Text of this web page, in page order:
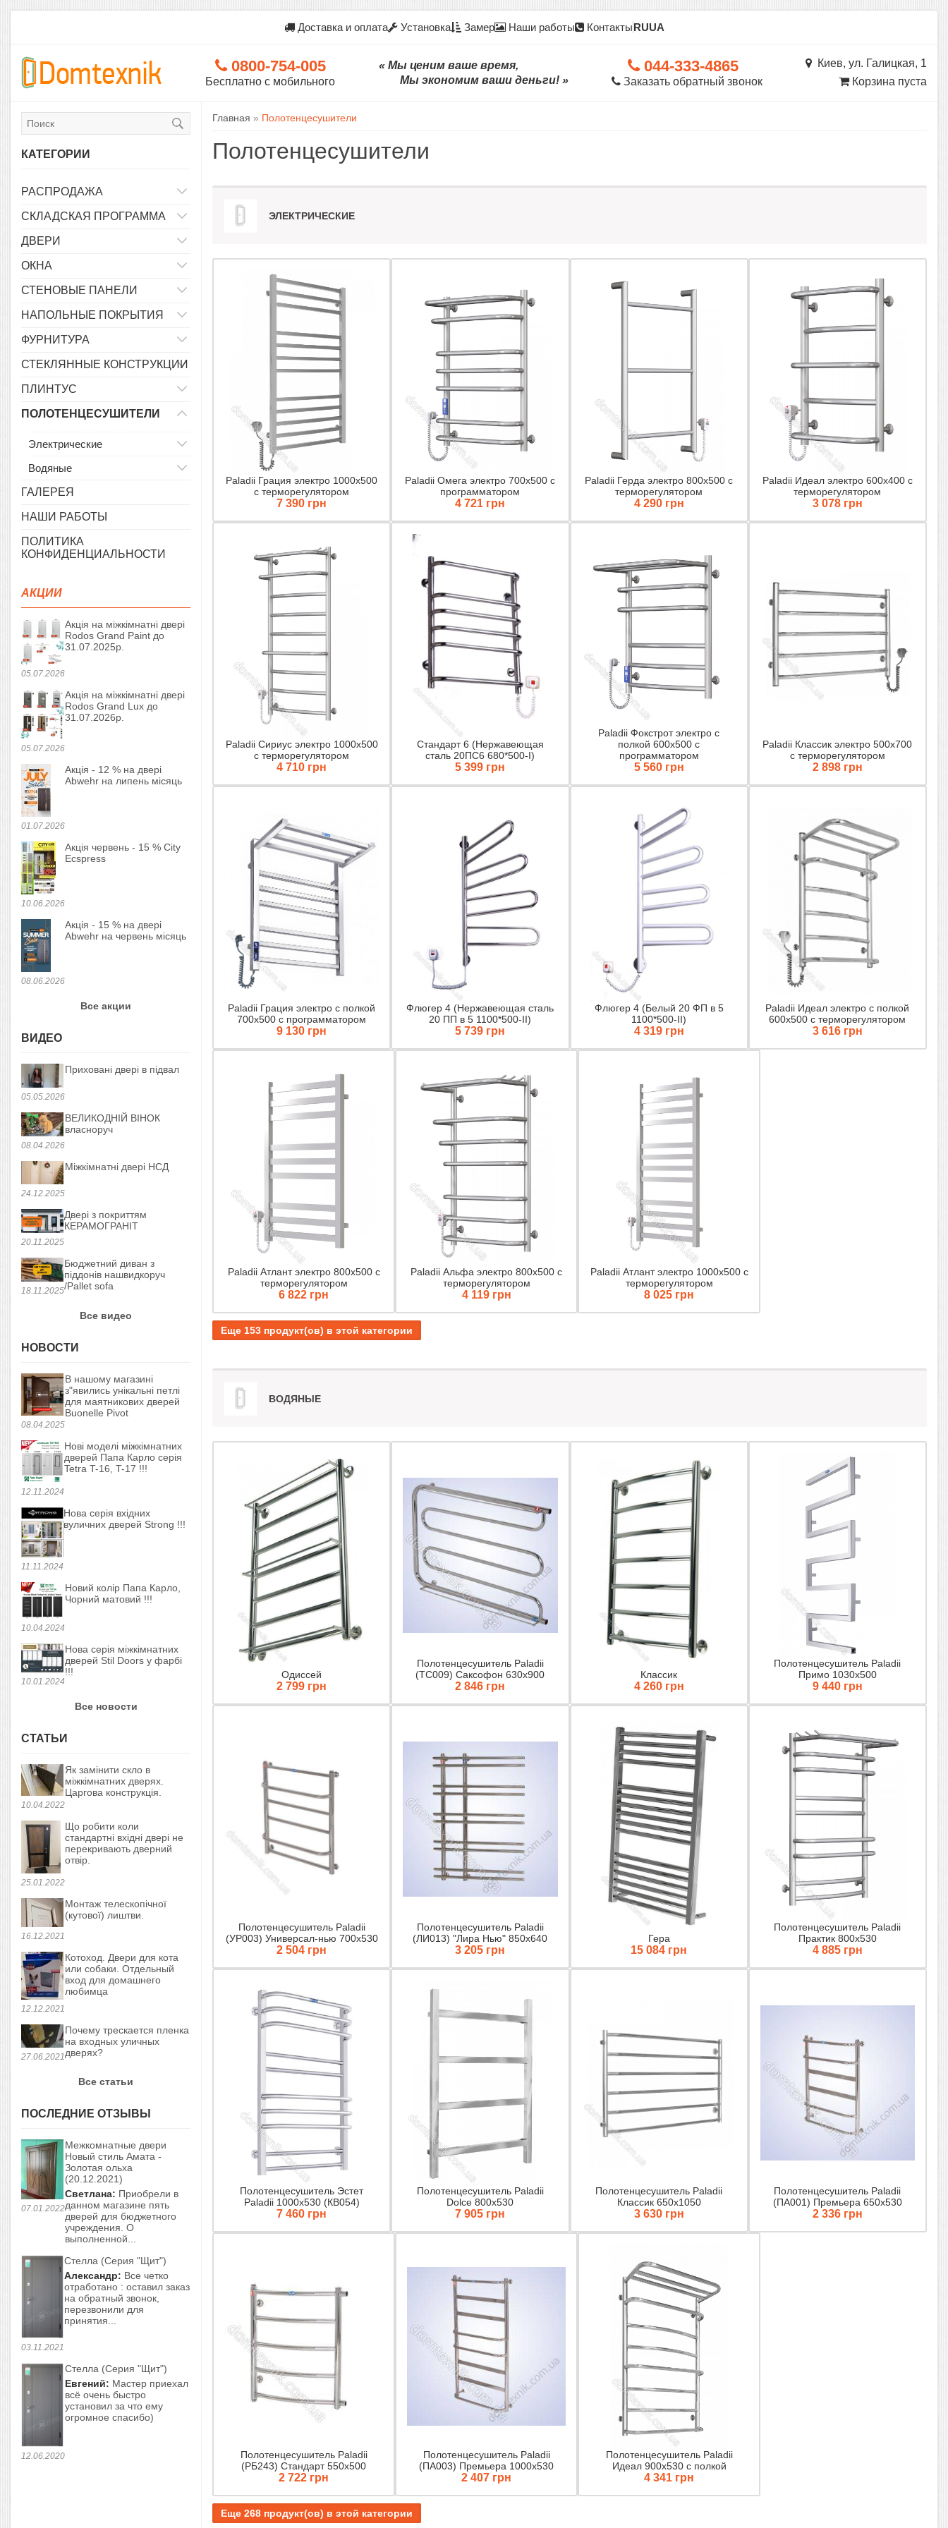
Доставка и оплата Установка Замер Наши работы КонтактыRUUA
0800-754-005
Бесплатно с мобильного
« Мы ценим ваше время,
Мы экономим ваши деньги! »
044-333-4865
Заказать обратный звонок
Киев, ул. Галицкая, 1
Корзина пуста
КАТЕГОРИИ
РАСПРОДАЖА
СКЛАДСКАЯ ПРОГРАММА
ДВЕРИ
ОКНА
СТЕНОВЫЕ ПАНЕЛИ
НАПОЛЬНЫЕ ПОКРЫТИЯ
ФУРНИТУРА
СТЕКЛЯННЫЕ КОНСТРУКЦИИ
ПЛИНТУС
ПОЛОТЕНЦЕСУШИТЕЛИ
Электрические
Водяные
ГАЛЕРЕЯ
НАШИ РАБОТЫ
ПОЛИТИКА
КОНФИДЕНЦИАЛЬНОСТИ
АКЦИИ
05.07.2026
Акція на міжкімнатні двері
Rodos Grand Paint до
31.07.2025р.
05.07.2026
Акція на міжкімнатні двері
Rodos Grand Lux до
31.07.2026р.
01.07.2026
Акція - 12 % на двері
Abwehr на липень місяць
10.06.2026
Акція червень - 15 % City
Ecspress
08.06.2026
Акція - 15 % на двері
Abwehr на червень місяць
Все акции
ВИДЕО
05.05.2026
Приховані двері в підвал
08.04.2026
ВЕЛИКОДНІЙ ВІНОК
власноруч
24.12.2025
Міжкімнатні двері НСД
20.11.2025
Двері з покриттям
КЕРАМОГРАНІТ
18.11.2025
Бюджетний диван з
піддонів нашвидкоруч
/Pallet sofa
Все видео
НОВОСТИ
08.04.2025
В нашому магазині
з"явились унікальні петлі
для маятникових дверей
Buonelle Pivot
12.11.2024
Нові моделі міжкімнатних
дверей Папа Карло серія
Tetra T-16, T-17 !!!
11.11.2024
Нова серія вхідних
вуличних дверей Strong !!!
10.04.2024
Новий колір Папа Карло,
Чорний матовий !!!
10.01.2024
Нова серія міжкімнатних
дверей Stil Doors у фарбі
!!!
Все новости
СТАТЬИ
10.04.2022
Як замінити скло в
міжкімнатних дверях.
Царгова конструкція.
25.01.2022
Що робити коли
стандартні вхідні двері не
перекривають дверний
отвір.
16.12.2021
Монтаж телескопічної
(кутової) лиштви.
12.12.2021
Котоход. Двери для кота
или собаки. Отдельный
вход для домашнего
любимца
27.06.2021
Почему трескается пленка
на входных уличных
дверях?
Все статьи
ПОСЛЕДНИЕ ОТЗЫВЫ
07.01.2022
Межкомнатные двери
Новый стиль Амата -
Золотая ольха
(20.12.2021)
Светлана: Приобрели в
данном магазине пять
дверей для бюджетного
учреждения. О
выполненной...
03.11.2021
Стелла (Серия "Щит")
Александр: Все четко
отработано : оставил заказ
на обратный звонок,
перезвонили для
принятия...
12.06.2020
Стелла (Серия "Щит")
Евгений: Мастер приехал
всё очень быстро
установил за что ему
огромное спасибо)
Главная » Полотенцесушители
Полотенцесушители
ЭЛЕКТРИЧЕСКИЕ
Paladii Грация электро 1000х500
с терморегулятором
7 390 грн
Paladii Омега электро 700х500 с
программатором
4 721 грн
Paladii Герда электро 800х500 с
терморегулятором
4 290 грн
Paladii Идеал электро 600х400 с
терморегулятором
3 078 грн
Paladii Сириус электро 1000х500
с терморегулятором
4 710 грн
Стандарт 6 (Нержавеющая
сталь 20ПС6 680*500-I)
5 399 грн
Paladii Фокстрот электро с
полкой 600х500 с
программатором
5 560 грн
Paladii Классик электро 500х700
с терморегулятором
2 898 грн
Paladii Грация электро с полкой
700х500 с программатором
9 130 грн
Флюгер 4 (Нержавеющая сталь
20 ПП в 5 1100*500-II)
5 739 грн
Флюгер 4 (Белый 20 ФП в 5
1100*500-II)
4 319 грн
Paladii Идеал электро с полкой
600х500 с терморегулятором
3 616 грн
Paladii Атлант электро 800х500 с
терморегулятором
6 822 грн
Paladii Альфа электро 800х500 с
терморегулятором
4 119 грн
Paladii Атлант электро 1000х500 с
терморегулятором
8 025 грн
Еще 153 продукт(ов) в этой категории
ВОДЯНЫЕ
Одиссей
2 799 грн
Полотенцесушитель Paladii
(ТС009) Саксофон 630х900
2 846 грн
Классик
4 260 грн
Полотенцесушитель Paladii
Примо 1030х500
9 440 грн
Полотенцесушитель Paladii
(УР003) Универсал-нью 700х530
2 504 грн
Полотенцесушитель Paladii
(ЛИ013) "Лира Нью" 850х640
3 205 грн
Гера
15 084 грн
Полотенцесушитель Paladii
Практик 800х530
4 885 грн
Полотенцесушитель Эстет
Paladii 1000х530 (КВ054)
7 460 грн
Полотенцесушитель Paladii
Dolce 800х530
7 905 грн
Полотенцесушитель Paladii
Классик 650х1050
3 630 грн
Полотенцесушитель Paladii
(ПА001) Премьера 650х530
2 336 грн
Полотенцесушитель Paladii
(РБ243) Стандарт 550х500
2 722 грн
Полотенцесушитель Paladii
(ПА003) Премьера 1000х530
2 407 грн
Полотенцесушитель Paladii
Идеал 900х530 с полкой
4 341 грн
Еще 268 продукт(ов) в этой категории